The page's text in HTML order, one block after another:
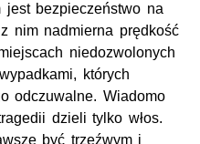
jest bezpieczeństwo na
nim nadmierna prędkość
niedozwolonych
których
odczuwalne. Wiadomo
dzieli tylko włos.
być trzeźwym i